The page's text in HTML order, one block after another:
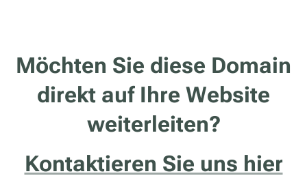
Möchten Sie diese Domain
direkt auf Ihre Website
weiterleiten?
Kontaktieren Sie uns hier